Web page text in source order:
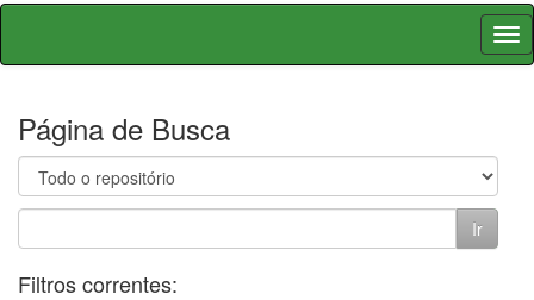
Skip
Página de Busca
Filtros correntes: